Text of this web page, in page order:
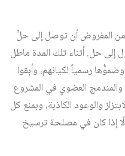
من المفروض أن توصل إلى حلٍّ
حل. أثناء تلك المدة ماطل
رسمياً لكيانهم، وأبقوا
والمندمج العضوي في المشروع
والوعود الكاذبة، وبمنع كل
إذا كان في مصلحة ترسيخ